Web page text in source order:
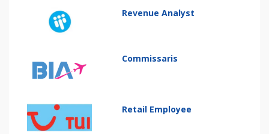
Revenue Analyst
Commissaris
Retail Employee